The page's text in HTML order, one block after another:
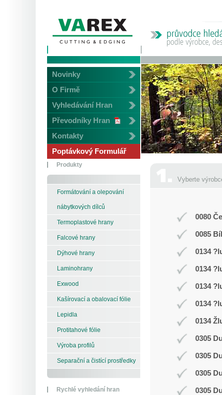
Novinky
O Firmě
Vyhledávání Hran
Převodníky Hran
Kontakty
Poptávkový Formulář
Produkty
Formátování a olepování
nábytkových dílců
Termoplastové hrany
Falcové hrany
Dýhové hrany
Laminohrany
Exwood
Kašírovací a obalovací fólie
Lepidla
Protitahové fólie
Výroba profilů
Separační a čistící prostředky
Rychlé vyhledání hran
Vyberte
0080
0085
0134
0134
0134
0134
0134
0305
0305
0305
0305